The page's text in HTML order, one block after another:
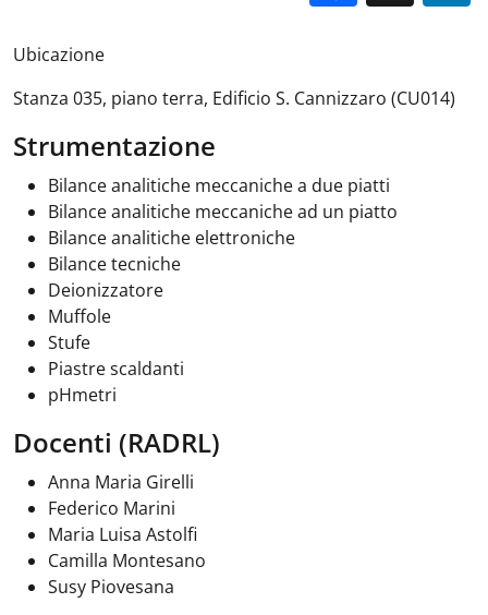
Ubicazione
Stanza 035, piano terra, Edificio S. Cannizzaro (CU014)
Strumentazione
Bilance analitiche meccaniche a due piatti
Bilance analitiche meccaniche ad un piatto
Bilance analitiche elettroniche
Bilance tecniche
Deionizzatore
Muffole
Stufe
Piastre scaldanti
pHmetri
Docenti (RADRL)
Anna Maria Girelli
Federico Marini
Maria Luisa Astolfi
Camilla Montesano
Susy Piovesana